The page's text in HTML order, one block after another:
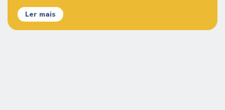
Ler mais